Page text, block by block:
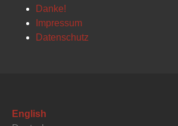
Danke!
Impressum
Datenschutz
English